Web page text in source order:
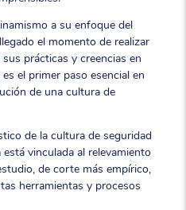
a su enfoque del
el momento de realizar
prácticas y creencias en
el primer paso esencial en
de una cultura de
de la cultura de seguridad
vinculada al relevamiento
de corte más empírico,
herramientas y procesos